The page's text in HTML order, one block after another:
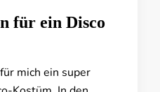
für ein Disco
mich ein super